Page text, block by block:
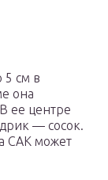
5 см в
она
ее центре
— сосок.
САК может